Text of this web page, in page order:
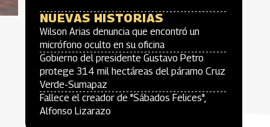
NUEVAS HISTORIAS
Wilson Arias denuncia que encontró un
micrófono oculto en su oficina
Gobierno del presidente Gustavo Petro
protege 314 mil hectáreas del páramo Cruz
Verde-Sumapaz
Fallece el creador de "Sábados Felices",
Alfonso Lizarazo